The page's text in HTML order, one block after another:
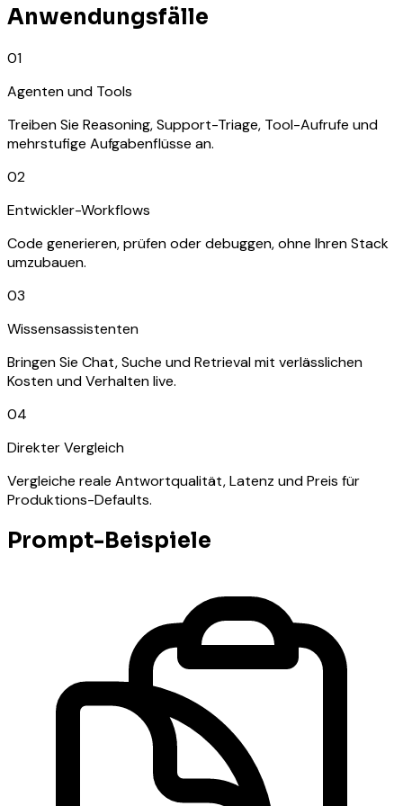
Anwendungsfälle
01
Agenten und Tools
Treiben Sie Reasoning, Support-Triage, Tool-Aufrufe und
mehrstufige Aufgabenflüsse an.
02
Entwickler-Workflows
Code generieren, prüfen oder debuggen, ohne Ihren Stack
umzubauen.
03
Wissensassistenten
Bringen Sie Chat, Suche und Retrieval mit verlässlichen
Kosten und Verhalten live.
04
Direkter Vergleich
Vergleiche reale Antwortqualität, Latenz und Preis für
Produktions-Defaults.
Prompt-Beispiele